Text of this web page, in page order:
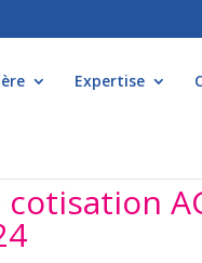
Expertise